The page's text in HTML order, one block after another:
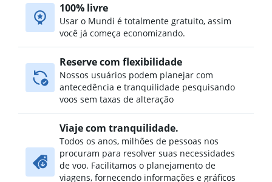
100% livre
Usar o Mundi é totalmente gratuito, assim
você já começa economizando.
Reserve com flexibilidade
Nossos usuários podem planejar com
antecedência e tranquilidade pesquisando
voos sem taxas de alteração
Viaje com tranquilidade.
Todos os anos, milhões de pessoas nos
procuram para resolver suas necessidades
de voo. Facilitamos o planejamento de
viagens, fornecendo informações e gráficos